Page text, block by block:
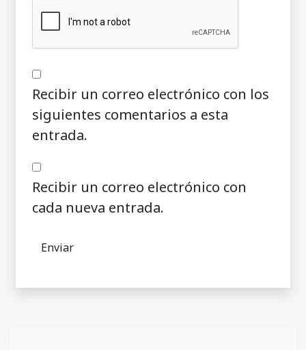
Recibir un correo electrónico con los
siguientes comentarios a esta
entrada.
Recibir un correo electrónico con
cada nueva entrada.